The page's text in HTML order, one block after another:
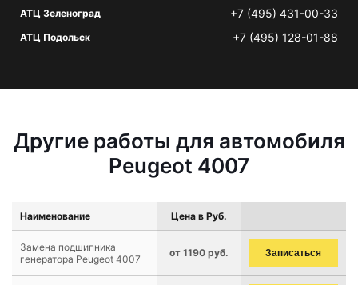
АТЦ Зеленоград +7 (495) 431-00-33
АТЦ Подольск +7 (495) 128-01-88
Другие работы для автомобиля
Peugeot 4007
Наименование Цена в Руб.
Замена подшипника
генератора Peugeot 4007
от 1190 руб. Записаться